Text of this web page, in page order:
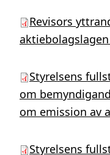
Revisors
Styrelsens
om
om emission av
Styrelsens